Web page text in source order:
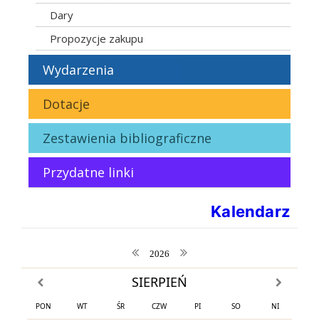
Dary
Propozycje zakupu
Wydarzenia
Dotacje
Zestawienia bibliograficzne
Przydatne linki
Kalendarz
poprzedni rok
2026 następny rok
poprzedni miesiąc SIERPIEŃ następny
PON WT ŚR CZW PI SO NI